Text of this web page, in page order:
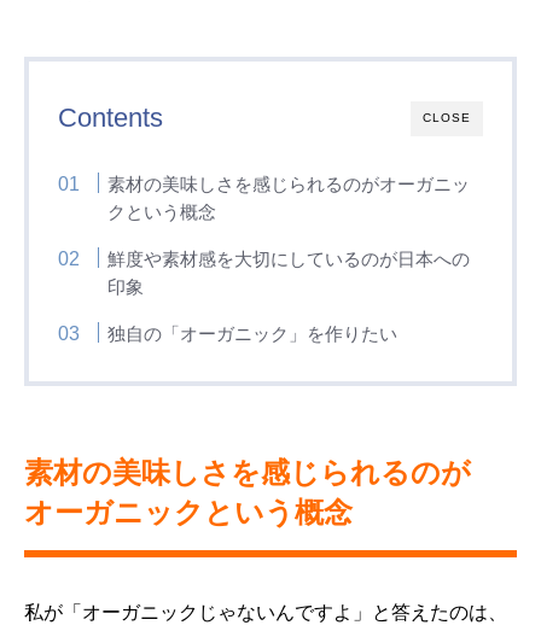
CLOSE
Contents
素材の美味しさを感じられるのがオーガニッ
クという概念
鮮度や素材感を大切にしているのが日本への
印象
独自の「オーガニック」を作りたい
素材の美味しさを感じられるのが
オーガニックという概念
私が「オーガニックじゃないんですよ」と答えたのは、